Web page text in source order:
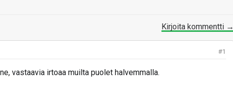
Kirjoita kommentti →
#1
vastaavia irtoaa muilta puolet halvemmalla.